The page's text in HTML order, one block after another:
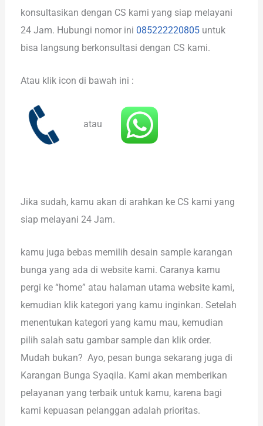
konsultasikan dengan CS kami yang siap melayani
24 Jam. Hubungi nomor ini 085222220805 untuk
bisa langsung berkonsultasi dengan CS kami.
Atau klik icon di bawah ini :
atau
Jika sudah, kamu akan di arahkan ke CS kami yang
siap melayani 24 Jam.
kamu juga bebas memilih desain sample karangan
bunga yang ada di website kami. Caranya kamu
pergi ke “home” atau halaman utama website kami,
kemudian klik kategori yang kamu inginkan. Setelah
menentukan kategori yang kamu mau, kemudian
pilih salah satu gambar sample dan klik order.
Mudah bukan? Ayo, pesan bunga sekarang juga di
Karangan Bunga Syaqila. Kami akan memberikan
pelayanan yang terbaik untuk kamu, karena bagi
kami kepuasan pelanggan adalah prioritas.